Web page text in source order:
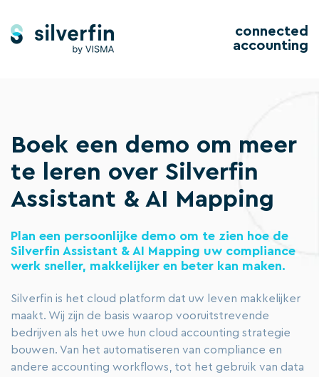
connected
accounting
Boek een demo om meer
te leren over Silverfin
Assistant & AI Mapping
Plan een persoonlijke demo om te zien hoe de
Silverfin Assistant & AI Mapping uw compliance
werk sneller, makkelijker en beter kan maken.
Silverfin is het cloud platform dat uw leven makkelijker
maakt. Wij zijn de basis waarop vooruitstrevende
bedrijven als het uwe hun cloud accounting strategie
bouwen. Van het automatiseren van compliance en
andere accounting workflows, tot het gebruik van data